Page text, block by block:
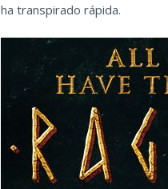
ha transpirado rápida.